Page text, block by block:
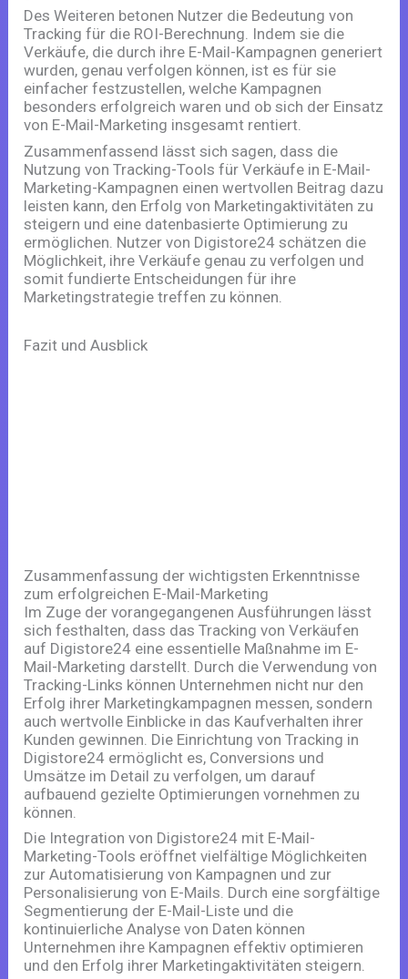
Des Weiteren betonen Nutzer die Bedeutung von
Tracking für die ROI-Berechnung. Indem sie die
Verkäufe, die durch ihre E-Mail-Kampagnen generiert
wurden, genau verfolgen können, ist es für sie
einfacher festzustellen, welche Kampagnen
besonders erfolgreich waren und ob sich der Einsatz
von E-Mail-Marketing insgesamt rentiert.
Zusammenfassend lässt sich sagen, dass die
Nutzung von Tracking-Tools für Verkäufe in E-Mail-
Marketing-Kampagnen einen wertvollen Beitrag dazu
leisten kann, den Erfolg von Marketingaktivitäten zu
steigern und eine datenbasierte Optimierung zu
ermöglichen. Nutzer von Digistore24 schätzen die
Möglichkeit, ihre Verkäufe genau zu verfolgen und
somit fundierte Entscheidungen für ihre
Marketingstrategie treffen zu können.
Fazit und Ausblick
Zusammenfassung der wichtigsten Erkenntnisse
zum erfolgreichen E-Mail-Marketing
Im Zuge der vorangegangenen Ausführungen lässt
sich festhalten, dass das Tracking von Verkäufen
auf Digistore24 eine essentielle Maßnahme im E-
Mail-Marketing darstellt. Durch die Verwendung von
Tracking-Links können Unternehmen nicht nur den
Erfolg ihrer Marketingkampagnen messen, sondern
auch wertvolle Einblicke in das Kaufverhalten ihrer
Kunden gewinnen. Die Einrichtung von Tracking in
Digistore24 ermöglicht es, Conversions und
Umsätze im Detail zu verfolgen, um darauf
aufbauend gezielte Optimierungen vornehmen zu
können.
Die Integration von Digistore24 mit E-Mail-
Marketing-Tools eröffnet vielfältige Möglichkeiten
zur Automatisierung von Kampagnen und zur
Personalisierung von E-Mails. Durch eine sorgfältige
Segmentierung der E-Mail-Liste und die
kontinuierliche Analyse von Daten können
Unternehmen ihre Kampagnen effektiv optimieren
und den Erfolg ihrer Marketingaktivitäten steigern.